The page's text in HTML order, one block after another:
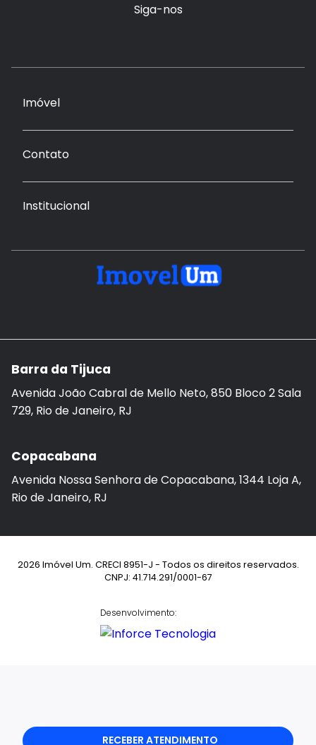
RECEBER ATENDIMENTO
Siga-nos
Imóvel
Contato
Institucional
Barra da Tijuca
Avenida João Cabral de Mello Neto, 850 Bloco 2 Sala
729, Rio de Janeiro, RJ
Copacabana
Avenida Nossa Senhora de Copacabana, 1344 Loja A,
Rio de Janeiro, RJ
2026 Imóvel Um. CRECI 8951-J - Todos os direitos reservados.
CNPJ: 41.714.291/0001-67
Desenvolvimento: